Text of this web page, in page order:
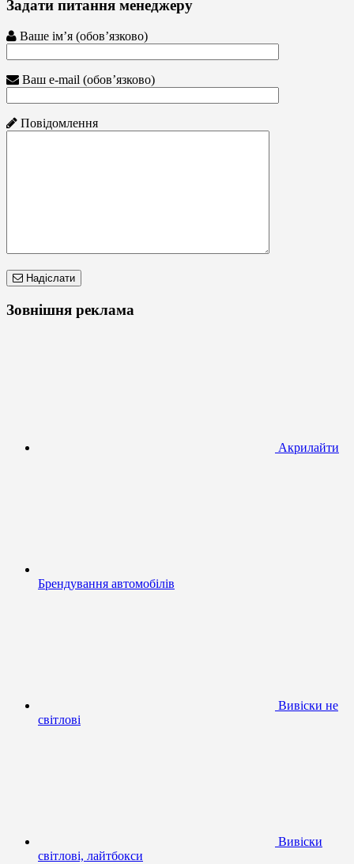
Задати питання менеджеру
Ваше ім’я (обов’язково)
Ваш e-mail (обов’язково)
Повідомлення
Надіслати
Зовнішня реклама
Акрилайти
Брендування автомобілів
Вивіски не
світлові
Вивіски
світлові, лайтбокси